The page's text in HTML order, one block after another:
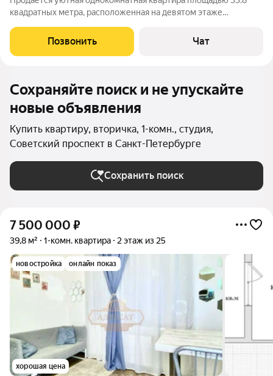
квадратных метра, расположенная на девятом этаже
двадцать семь этажей и расположен по адресу: Санкт-
Петербург, муниципальный округ Рыбацкое,
Позвонить Чат
Сохраняйте поиск и не упускайте
новые объявления
Купить квартиру, вторичка, 1-комн., студия,
Советский проспект в Санкт-Петербурге
Сохранить поиск
7 500 000 ₽
39,8 м² 1-комн. квартира 2 этаж из 25
новостройка онлайн показ
хорошая цена